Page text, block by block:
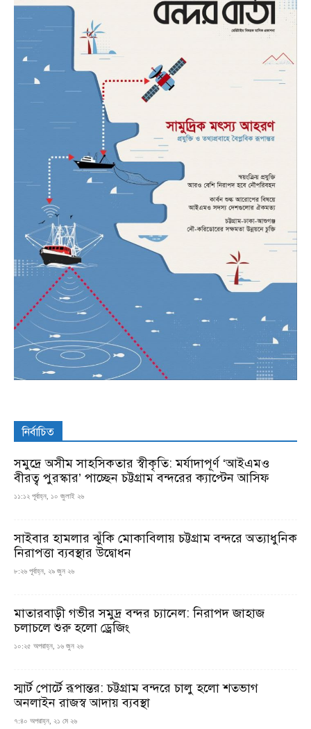
নির্বাচিত
সমুদ্রে অসীম সাহসিকতার স্বীকৃতি: মর্যাদাপূর্ণ ‘আইএমও
বীরত্ব পুরস্কার’ পাচ্ছেন চট্টগ্রাম বন্দরের ক্যাপ্টেন আসিফ
১১:১২ পূর্বাহ্ন, ১০ জুলাই ২৬
সাইবার হামলার ঝুঁকি মোকাবিলায় চট্টগ্রাম বন্দরে অত্যাধুনিক
নিরাপত্তা ব্যবস্থার উদ্বোধন
৮:২৬ পূর্বাহ্ন, ২৯ জুন ২৬
মাতারবাড়ী গভীর সমুদ্র বন্দর চ্যানেল: নিরাপদ জাহাজ
চলাচলে শুরু হলো ড্রেজিং
১০:২৫ অপরাহ্ন, ১৬ জুন ২৬
স্মার্ট পোর্টে রূপান্তর: চট্টগ্রাম বন্দরে চালু হলো শতভাগ
অনলাইন রাজস্ব আদায় ব্যবস্থা
৭:৪০ অপরাহ্ন, ২১ মে ২৬